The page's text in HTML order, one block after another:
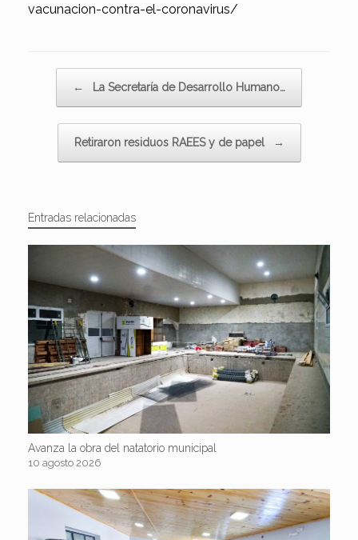
vacunacion-contra-el-coronavirus/
← La Secretaría de Desarrollo Humano…
Retiraron residuos RAEES y de papel →
Entradas relacionadas
Avanza la obra del natatorio municipal
10 agosto 2026